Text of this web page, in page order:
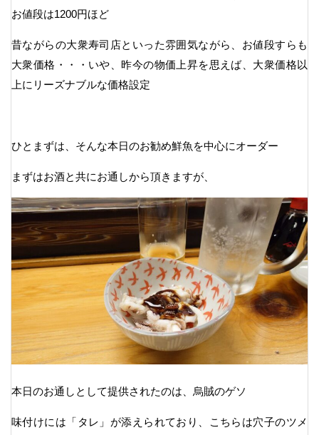
お値段は1200円ほど
昔ながらの大衆寿司店といった雰囲気ながら、お値段すらも
大衆価格・・・いや、昨今の物価上昇を思えば、大衆価格以
上にリーズナブルな価格設定
ひとまずは、そんな本日のお勧め鮮魚を中心にオーダー
まずはお酒と共にお通しから頂きますが、
本日のお通しとして提供されたのは、烏賊のゲソ
味付けには「タレ」が添えられており、こちらは穴子のツメ